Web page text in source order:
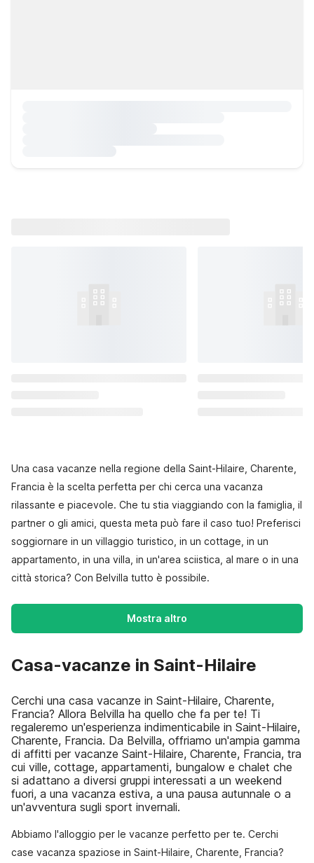
Una casa vacanze nella regione della Saint-Hilaire, Charente,
Francia è la scelta perfetta per chi cerca una vacanza
rilassante e piacevole. Che tu stia viaggiando con la famiglia, il
partner o gli amici, questa meta può fare il caso tuo! Preferisci
soggiornare in un villaggio turistico, in un cottage, in un
appartamento, in una villa, in un'area sciistica, al mare o in una
città storica? Con Belvilla tutto è possibile.
Mostra altro
Casa-vacanze in Saint-Hilaire
Cerchi una casa vacanze in Saint-Hilaire, Charente,
Francia? Allora Belvilla ha quello che fa per te! Ti
regaleremo un'esperienza indimenticabile in Saint-Hilaire,
Charente, Francia. Da Belvilla, offriamo un'ampia gamma
di affitti per vacanze Saint-Hilaire, Charente, Francia, tra
cui ville, cottage, appartamenti, bungalow e chalet che
si adattano a diversi gruppi interessati a un weekend
fuori, a una vacanza estiva, a una pausa autunnale o a
un'avventura sugli sport invernali.
Abbiamo l'alloggio per le vacanze perfetto per te. Cerchi
case vacanza spaziose in Saint-Hilaire, Charente, Francia?